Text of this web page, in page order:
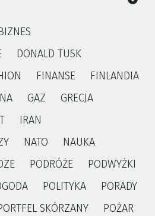
DONALD TUSK
FINANSE
FINLANDIA
GAZ
GRECJA
IRAN
NATO
NAUKA
PODRÓŻE
PODWYŻKI
POLITYKA
PORADY
SKÓRZANY
POŻAR